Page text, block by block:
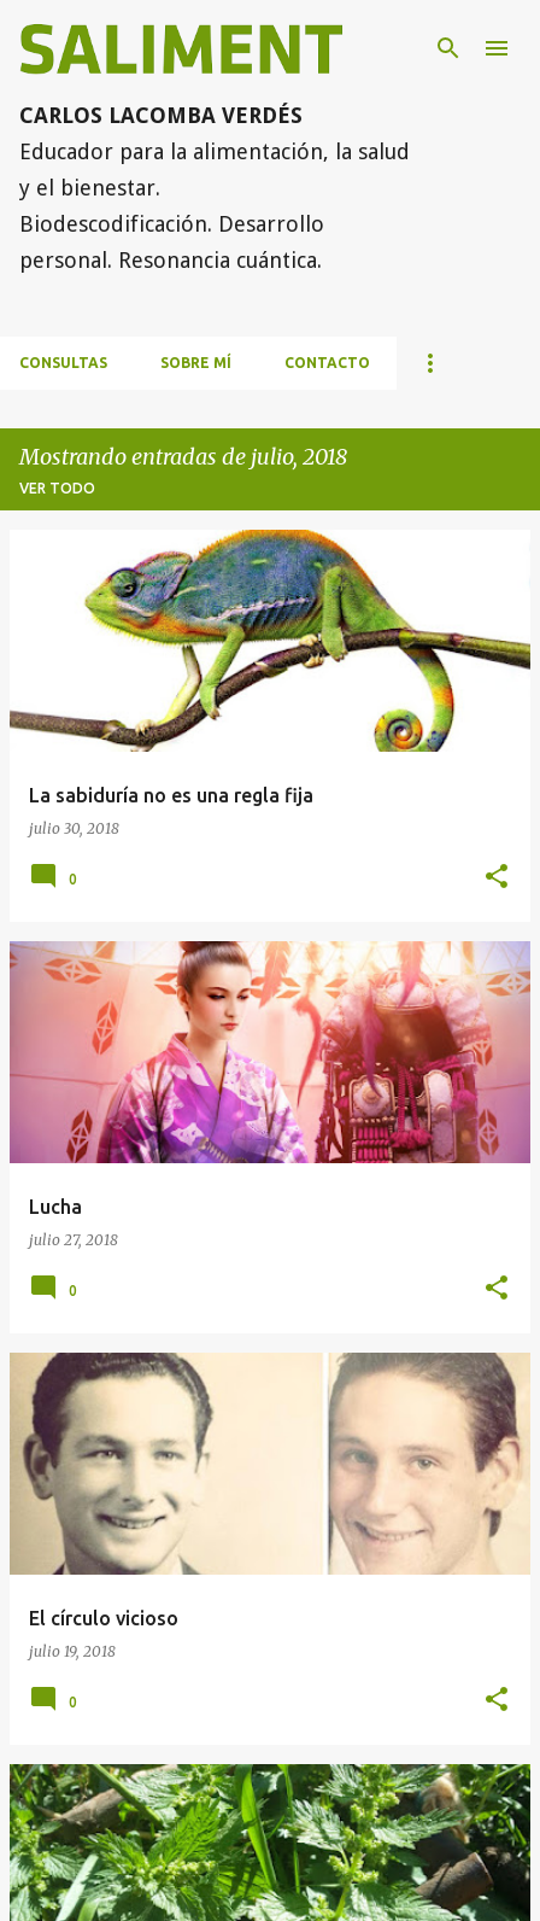
Ir al contenido principal
CARLOS LACOMBA VERDÉS
Educador para la alimentación, la salud
y el bienestar.
Biodescodificación. Desarrollo
personal. Resonancia cuántica.
CONSULTAS SOBRE MÍ CONTACTO
Mostrando entradas de julio, 2018
VER TODO
a
d
La sabiduría no es una regla fija
julio 30, 2018
0
Lucha
julio 27, 2018
0
El círculo vicioso
julio 19, 2018
0